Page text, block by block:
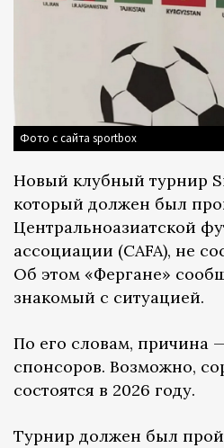
Фото с сайта sportbox
Новый клубный турнир
который должен был
Центральноазиатской
ассоциации (CAFA), не
Об этом «Фергане»
знакомый с ситуацией.
По его словам, причина
спонсоров. Возможно,
состоятся в 2026 году.
Турнир должен был